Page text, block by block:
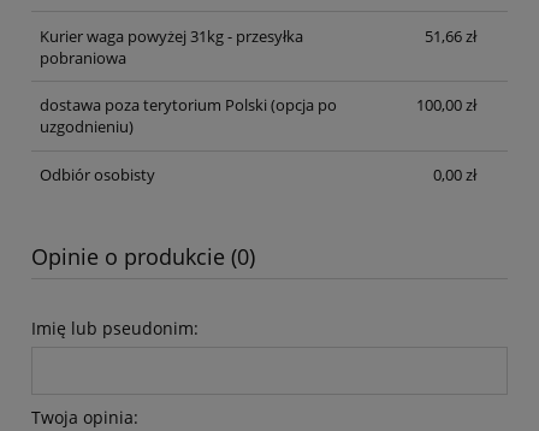
Kurier waga powyżej 31kg - przesyłka
pobraniowa
51,66 zł
dostawa poza terytorium Polski (opcja po
uzgodnieniu)
100,00 zł
Odbiór osobisty 0,00 zł
Opinie o produkcie (0)
Imię lub pseudonim:
Twoja opinia: